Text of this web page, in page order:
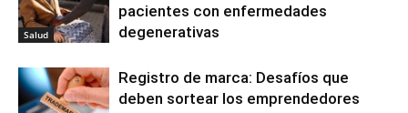
Salud
pacientes con enfermedades
degenerativas
Registro de marca: Desafíos que
deben sortear los emprendedores